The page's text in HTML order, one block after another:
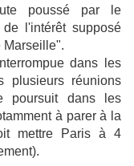
poussé par le
l'intérêt supposé
Marseille".
dans les
plusieurs réunions
poursuit dans les
à parer à la
mettre Paris à 4